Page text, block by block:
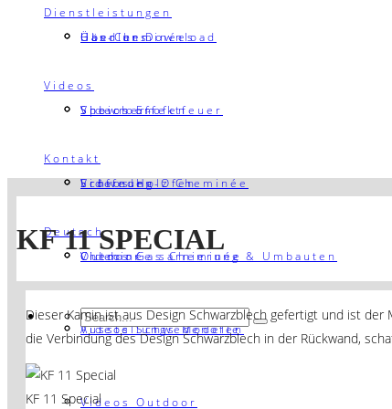
Händler Download
Gas-Cheminées
Speicher-ofen
Schweden-Ofen
Outdoor
Ausstellungs Modelle
Dienstleistungen
Über uns
Showroom
Eröffnung
Cheminée sarnierung & Umbauten
Videos
Videos Effektfeuer
Videos Holz Cheminée
Videos Gas Cheminée
Videos Schwedenöfen
Videos Outdoor
Kontakt
Deutsch
KF 11 SPECIAL
Dieser Kamin ist aus Design Schwarzblech gefertigt und ist
die Verbindung des Design Schwarzblech in der Rückwand,
KF 11 Special